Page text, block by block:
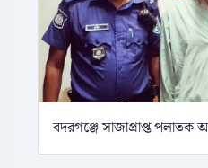
বদরগঞ্জে সাজাপ্রাপ্ত পলাতক